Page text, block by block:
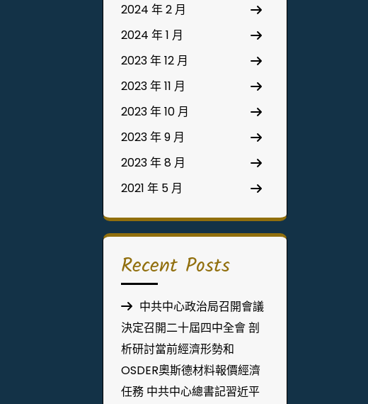
2024 年 2 月
2024 年 1 月
2023 年 12 月
2023 年 11 月
2023 年 10 月
2023 年 9 月
2023 年 8 月
2021 年 5 月
Recent Posts
中共中心政治局召開會議
決定召開二十屆四中全會 剖
析研討當前經濟形勢和
OSDER奧斯德材料報價經濟
任務 中共中心總書記習近平